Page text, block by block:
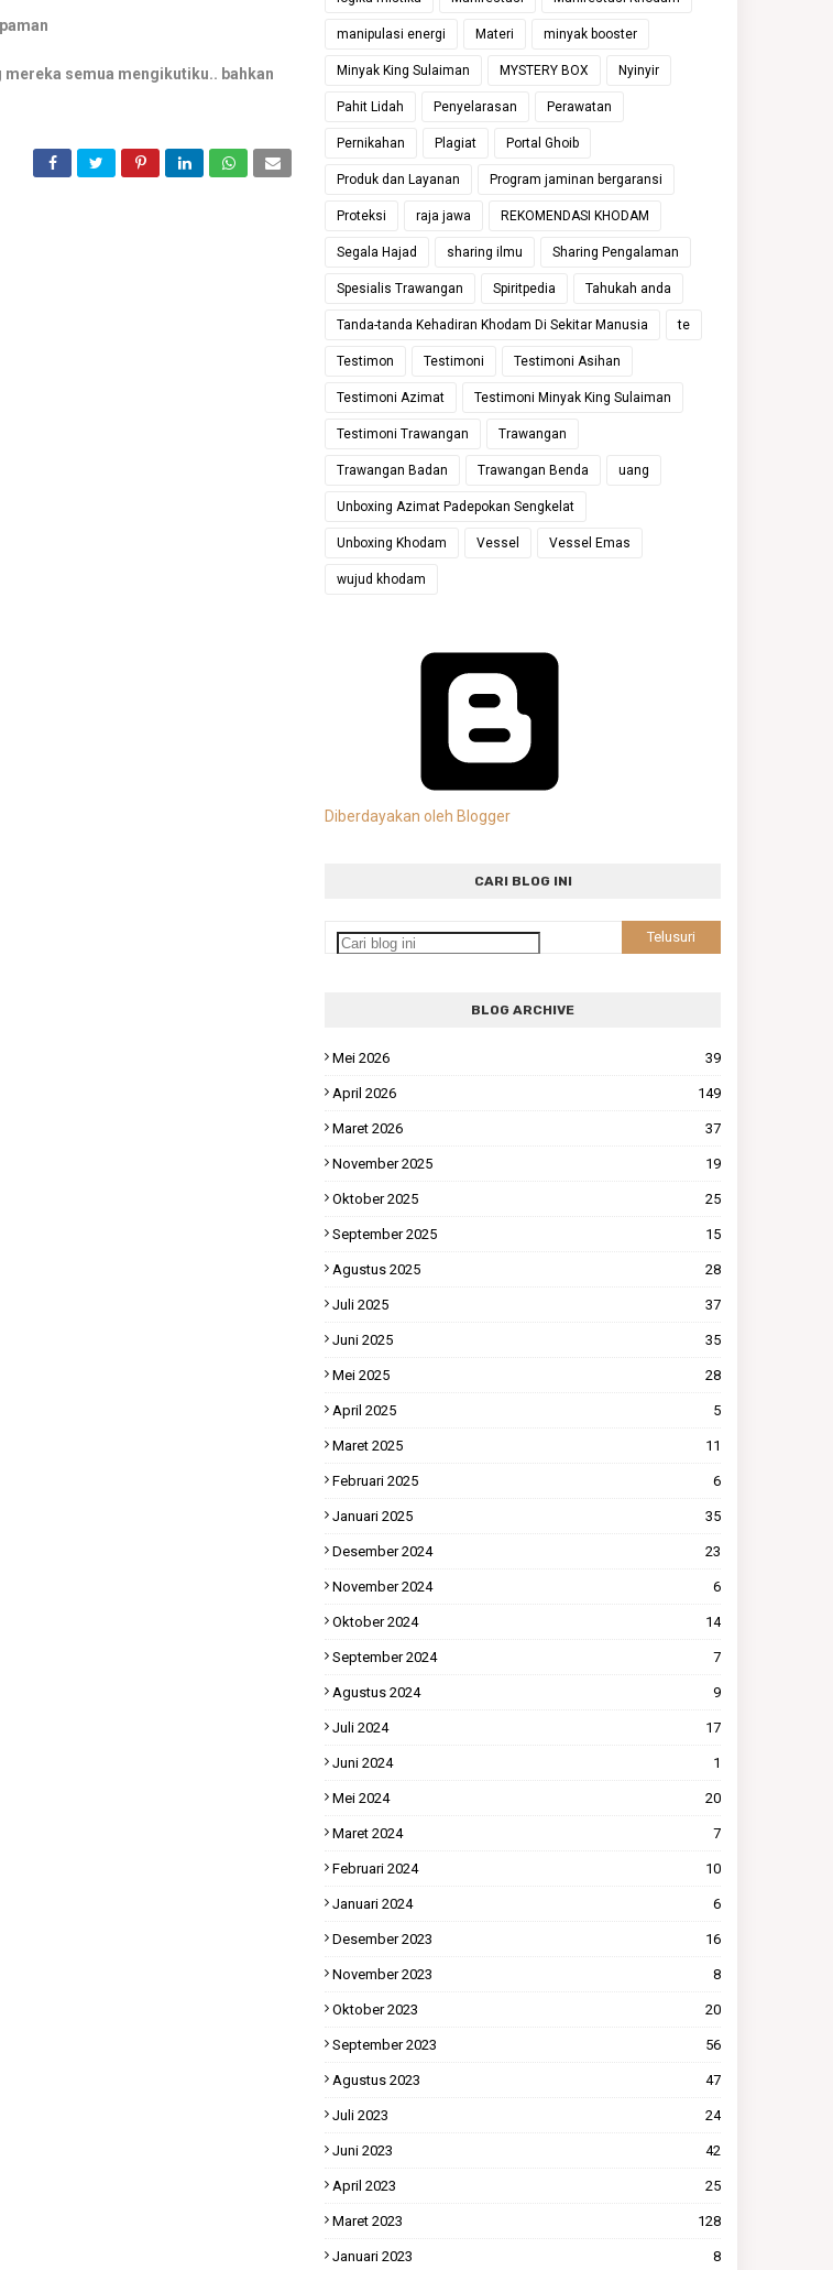
mereka semua mengikutiku.. bahkan
manipulasi energi Materi minyak booster
Minyak King Sulaiman MYSTERY BOX Nyinyir
Pahit Lidah Penyelarasan Perawatan
Pernikahan Plagiat Portal Ghoib
Produk dan Layanan Program jaminan bergaransi
Proteksi raja jawa REKOMENDASI KHODAM
Segala Hajad sharing ilmu Sharing Pengalaman
Spesialis Trawangan Spiritpedia Tahukah anda
Tanda-tanda Kehadiran Khodam Di Sekitar Manusia te
Testimon Testimoni Testimoni Asihan
Testimoni Azimat Testimoni Minyak King Sulaiman
Testimoni Trawangan Trawangan
Trawangan Badan Trawangan Benda uang
Unboxing Azimat Padepokan Sengkelat
Unboxing Khodam Vessel Vessel Emas
wujud khodam
Diberdayakan oleh Blogger
CARI BLOG INI
BLOG ARCHIVE
Mei 2026 39
April 2026 149
Maret 2026 37
November 2025 19
Oktober 2025 25
September 2025 15
Agustus 2025 28
Juli 2025 37
Juni 2025 35
Mei 2025 28
April 2025 5
Maret 2025 11
Februari 2025 6
Januari 2025 35
Desember 2024 23
November 2024 6
Oktober 2024 14
September 2024 7
Agustus 2024 9
Juli 2024 17
Juni 2024 1
Mei 2024 20
Maret 2024 7
Februari 2024 10
Januari 2024 6
Desember 2023 16
November 2023 8
Oktober 2023 20
September 2023 56
Agustus 2023 47
Juli 2023 24
Juni 2023 42
April 2023 25
Maret 2023 128
Januari 2023 8